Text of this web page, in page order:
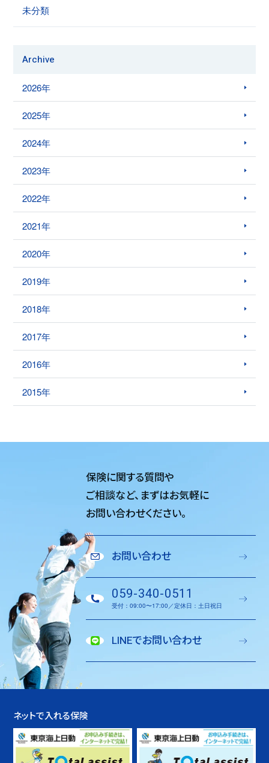
未分類
Archive
2026年
2025年
2024年
2023年
2022年
2021年
2020年
2019年
2018年
2017年
2016年
2015年
保険に関する質問や
ご相談など、 まずはお気軽に
お問い合わせください。
お問い合わせ
059-340-0511
受付：09:00〜17:00／定休日：土日祝日
LINEでお問い合わせ
ネットで入れる保険